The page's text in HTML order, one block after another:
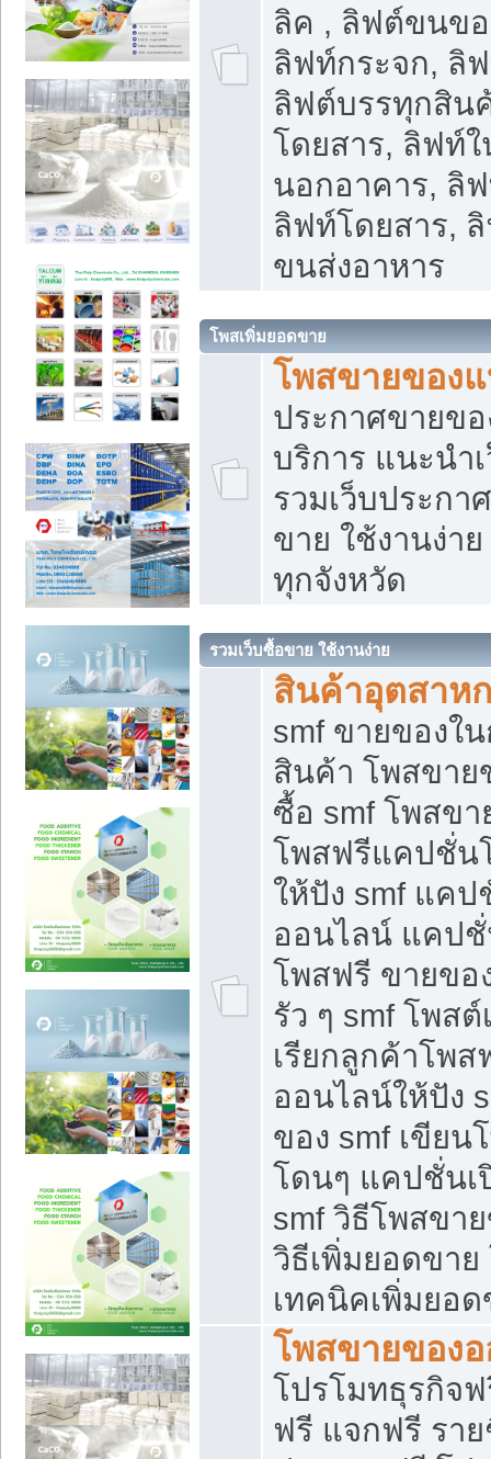
ลิค , ลิฟต์ขนข
ลิฟท์กระจก, ลิ
ลิฟต์บรรทุกสิน
โดยสาร, ลิฟท์
นอกอาคาร, ลิ
ลิฟท์โดยสาร,
ขนส่งอาหาร
โพสเพิ่มยอดขาย
โพสขายของ
ประกาศขายข
บริการ แนะนำ
รวมเว็บประกา
ขาย ใช้งานง่า
ทุกจังหวัด
รวมเว็บซื้อขาย ใช้งานง่าย
สินค้าอุตสาห
smf ขายของใ
สินค้า โพสขาย
ซื้อ smf โพสข
โพสฟรีแคปชั่น
ให้ปัง smf แค
ออนไลน์ แคป
โพสฟรี ขายขอ
รัว ๆ smf โพส
เรียกลูกค้าโพส
ออนไลน์ให้ปัง
ของ smf เขียน
โดนๆ แคปชั่นเ
smf วิธีโพสขา
วิธีเพิ่มยอดขาย
เทคนิคเพิ่มยอด
โพสขายของ
โปรโมทธุรกิจ
ฟรี แจกฟรี ราย